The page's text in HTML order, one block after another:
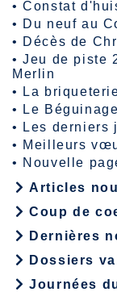
•Constat
• Du neuf au
• Décès de
•Jeu de piste
Merlin
•
La
•
Le
•
Les derniers
• Meilleurs
• Nouvelle
Articles
Coup de
Dernières
Dossiers
Journées